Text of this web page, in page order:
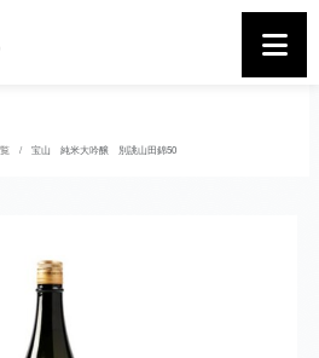
宝山 純米大吟醸 別誂山田錦50